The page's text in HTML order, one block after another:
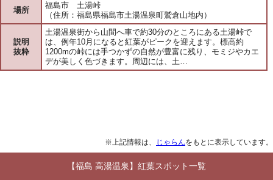
場所
福島市 土湯峠
（住所：福島県福島市土湯温泉町鷲倉山地内）
説明
抜粋
土湯温泉街から山間へ車で約30分のところにある土湯峠で
は、例年10月になると紅葉がピークを迎えます。標高約
1200mの峠には手つかずの自然が豊富に残り、モミジやカエ
デが美しく色づきます。周辺には、土…
※上記情報は、 じゃらんをもとに表示しています。
【福島 高湯温泉】紅葉スポット一覧